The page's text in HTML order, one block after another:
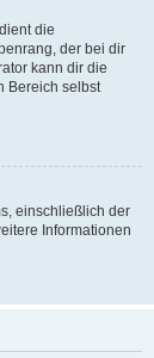
die
der bei dir
kann dir die
Bereich selbst
einschließlich der
Informationen